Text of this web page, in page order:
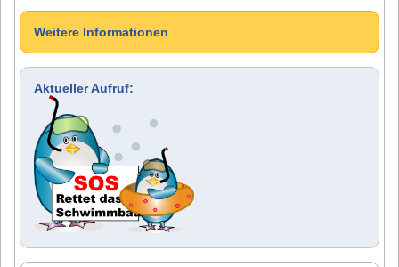
Weitere Informationen
Aktueller Aufruf: